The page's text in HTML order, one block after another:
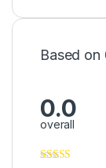
Based on
0.0
overall